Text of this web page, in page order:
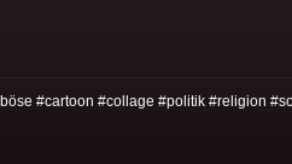
#cartoon #collage #politik #religion